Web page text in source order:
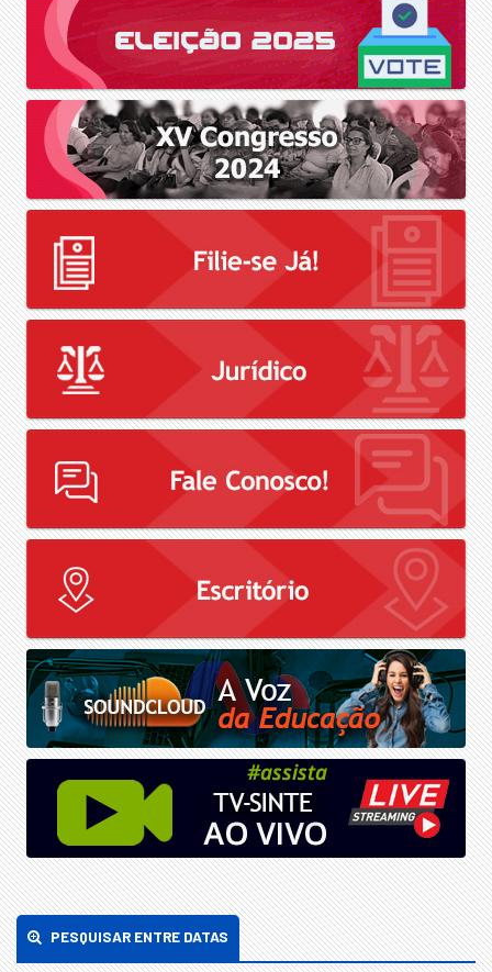
PESQUISAR ENTRE DATAS